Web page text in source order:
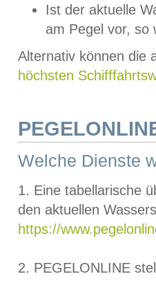
Ist der aktuelle
am Pegel vor,
Alternativ können die
höchsten
Welche Dienste
1. Eine tabellarische
den aktuellen
https://
2. PEGELONLINE